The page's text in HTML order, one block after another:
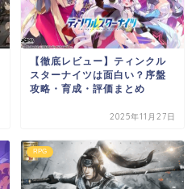
【徹底レビュー】ティンクル
スターナイツは面白い？序盤
攻略・育成・評価まとめ
2025年11月27日
RPG